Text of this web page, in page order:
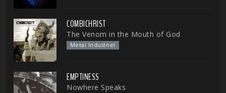
COMBICHRIST
The Venom in the Mouth of God
Metal Industriel
EMPTINESS
Nowhere Speaks